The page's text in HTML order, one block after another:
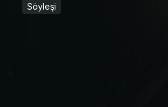
Söyleşi